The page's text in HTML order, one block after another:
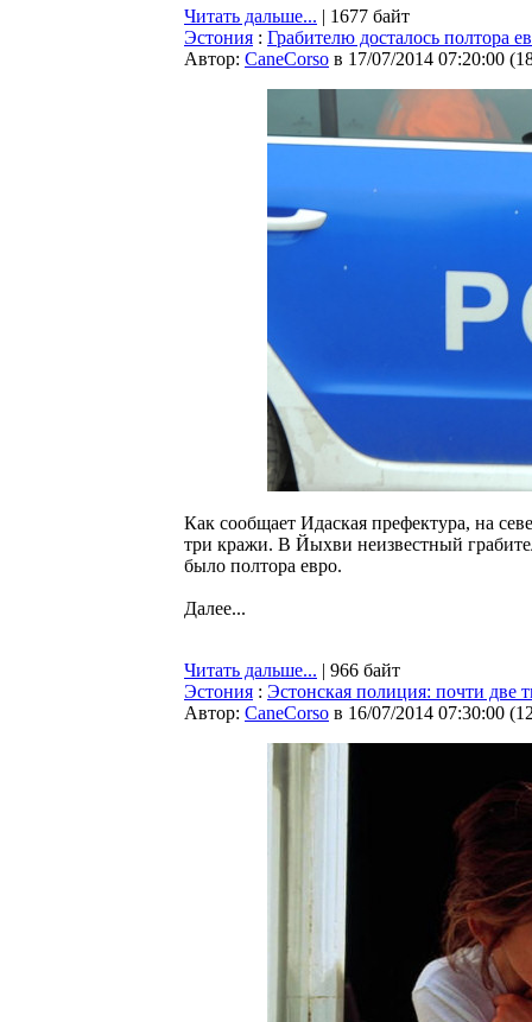
Читать дальше... | 1677 байт
Эстония : Грабителю досталось полтора
Автор: CaneCorso в 17/07/2014 07:20:00 (
Как сообщает Идаская префектура, на
три кражи. В Йыхви неизвестный
было полтора евро.
Далее...
Читать дальше... | 966 байт
Эстония : Эстонская полиция: почти две
Автор: CaneCorso в 16/07/2014 07:30:00 (